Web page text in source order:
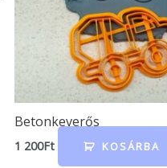
Betonkeverős
1 200Ft KOSÁRBA